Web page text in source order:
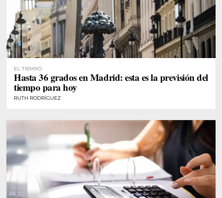
EL TIEMPO
Hasta 36 grados en Madrid: esta es la previsión del
tiempo para hoy
RUTH RODRÍGUEZ